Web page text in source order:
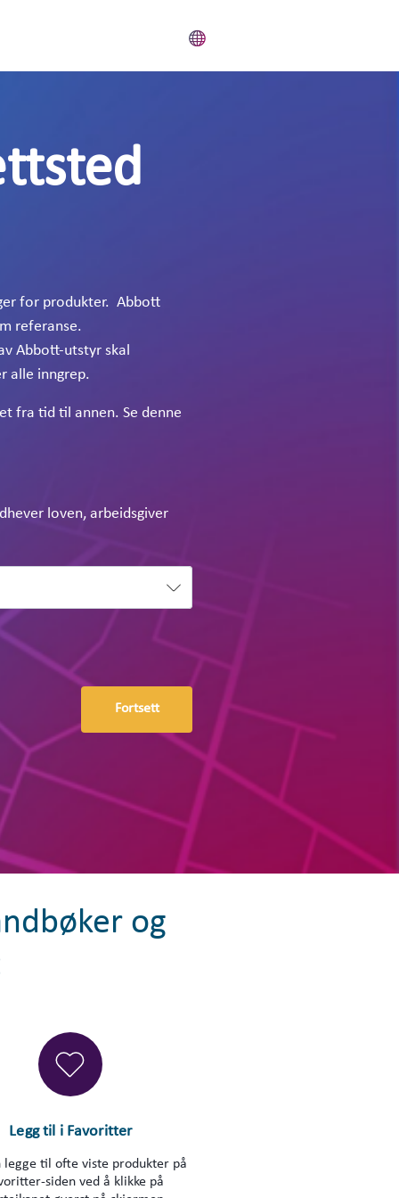
for produkter. Abbott
referanse.
Abbott-utstyr skal
alle inngrep.
fra tid til annen. Se denne
loven, arbeidsgiver
Fortsett
og
Legg til i Favoritter
legge til ofte viste produkter på
siden ved å klikke på